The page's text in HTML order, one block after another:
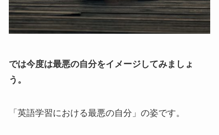
では今度は最悪の自分をイメージしてみましょ
う。
「英語学習における最悪の自分」の姿です。